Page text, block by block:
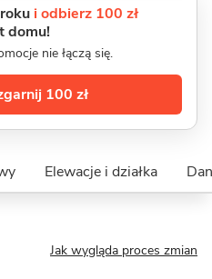
i odbierz 100 zł
domu!
nie łączą się.
100 zł
Elewacje i działka
Jak wygląda proces zmian